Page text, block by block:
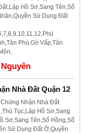
Hồ Sơ,Sang Tên,Sổ
Sử Dụng Đất
Phú,Gò Vấp,Tân
Nhà Đất Quận 12
Nhận Nhà Đất
Tục,Lập Hồ Sơ,Sang
Sơ,Sang Tên,Sổ Hồng,Sổ
Sử Dụng Đất Ở,Quyền